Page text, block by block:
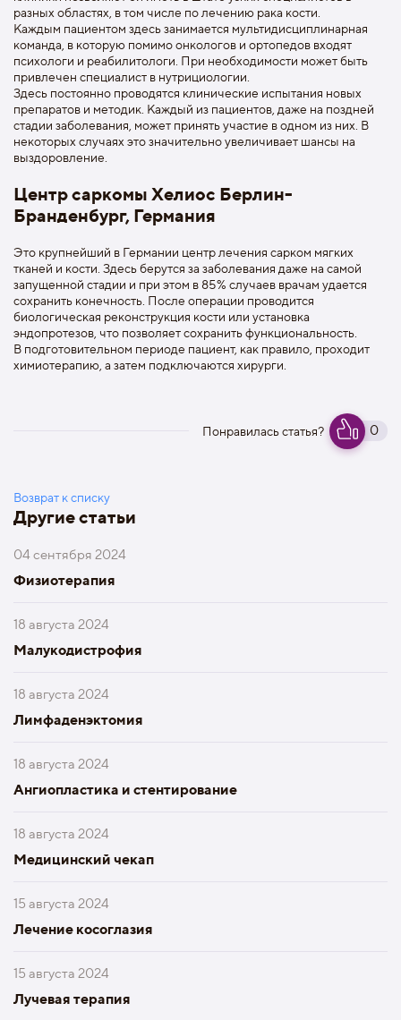
разных областях, в том числе по лечению рака кости.
Каждым пациентом здесь занимается мультидисциплинарная
команда, в которую помимо онкологов и ортопедов входят
психологи и реабилитологи. При необходимости может быть
привлечен специалист в нутрициологии.
Здесь постоянно проводятся клинические испытания новых
препаратов и методик. Каждый из пациентов, даже на поздней
стадии заболевания, может принять участие в одном из них. В
некоторых случаях это значительно увеличивает шансы на
выздоровление.
Центр саркомы Хелиос Берлин-
Бранденбург, Германия
Это крупнейший в Германии центр лечения сарком мягких
тканей и кости. Здесь берутся за заболевания даже на самой
запущенной стадии и при этом в 85% случаев врачам удается
сохранить конечность. После операции проводится
биологическая реконструкция кости или установка
эндопротезов, что позволяет сохранить функциональность.
В подготовительном периоде пациент, как правило, проходит
химиотерапию, а затем подключаются хирурги.
Понравилась статья? 0
Возврат к списку
Другие статьи
04 сентября 2024
Физиотерапия
18 августа 2024
Малукодистрофия
18 августа 2024
Лимфаденэктомия
18 августа 2024
Ангиопластика и стентирование
18 августа 2024
Медицинский чекап
15 августа 2024
Лечение косоглазия
15 августа 2024
Лучевая терапия